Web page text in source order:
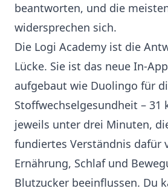
beantworten, und die
widersprechen sich.
Die Logi Academy ist die
Lücke. Sie ist das neue In-
aufgebaut wie Duolingo für
Stoffwechselgesundheit – 31
jeweils unter drei Minuten,
fundiertes Verständnis dafür
Ernährung, Schlaf und
Blutzucker beeinflussen. Du